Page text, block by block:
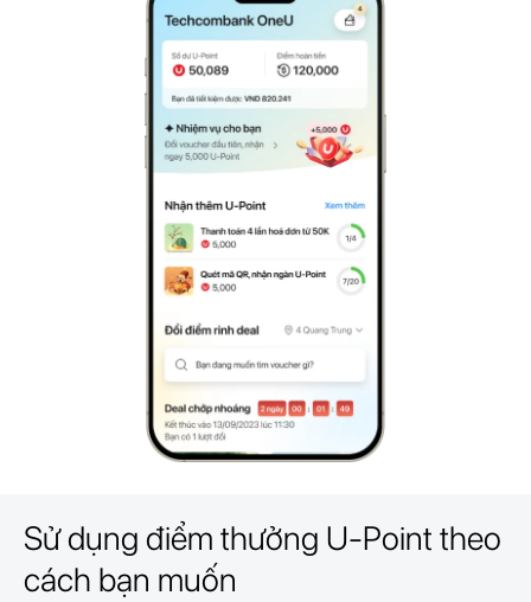
Sử dụng điểm thưởng U-Point theo
cách bạn muốn